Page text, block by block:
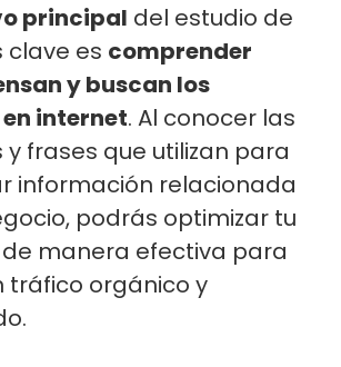
principal del estudio de
es comprender
y buscan los
internet. Al conocer las
frases que utilizan para
información relacionada
podrás optimizar tu
manera efectiva para
tráfico orgánico y